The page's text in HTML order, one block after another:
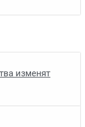
изменят